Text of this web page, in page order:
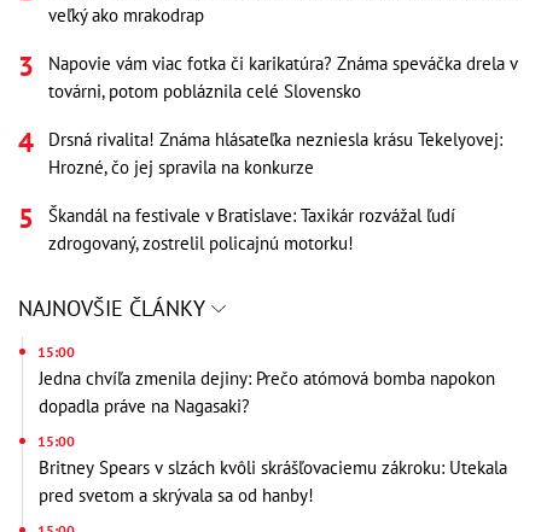
veľký ako mrakodrap
Napovie vám viac fotka či karikatúra? Známa speváčka drela v
továrni, potom pobláznila celé Slovensko
Drsná rivalita! Známa hlásateľka nezniesla krásu Tekelyovej:
Hrozné, čo jej spravila na konkurze
Škandál na festivale v Bratislave: Taxikár rozvážal ľudí
zdrogovaný, zostrelil policajnú motorku!
NAJNOVŠIE ČLÁNKY
15:00
Jedna chvíľa zmenila dejiny: Prečo atómová bomba napokon
dopadla práve na Nagasaki?
15:00
Britney Spears v slzách kvôli skrášľovaciemu zákroku: Utekala
pred svetom a skrývala sa od hanby!